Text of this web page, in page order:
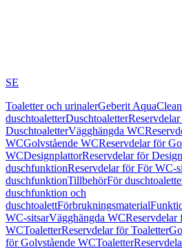
SE
Toaletter och urinalerGeberit AquaClean
duschtoaletterDuschtoaletter
DuschtoaletterVägghängda WC
WCGolvstående WCReservdelar för
WCDesignplattorReservdelar för
duschfunktionReservdelar för För WC-
duschfunktionTillbehörFör
duschfunktion och
duschtoalettFörbrukningsmaterial
WC-sitsarVägghängda WCReservdelar
WCToaletterReservdelar för Toaletter
för Golvstående WCToaletter